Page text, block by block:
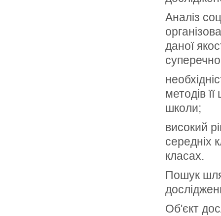
Аналіз
даної
методів
школи;
високий
середніх
класах.
Пошук
Об'єкт